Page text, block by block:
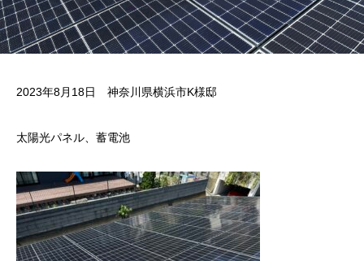
2023年8月18日 神奈川県横浜市K様邸
太陽光パネル、蓄電池